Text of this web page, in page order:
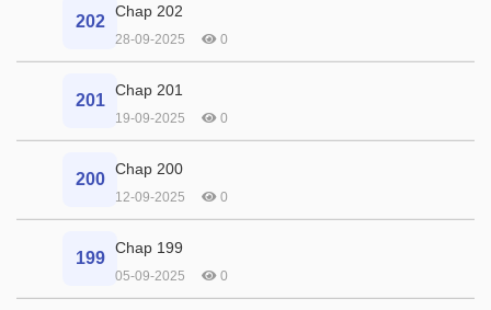
202
Chap 202
28-09-2025 0
201
Chap 201
19-09-2025 0
200
Chap 200
12-09-2025 0
199
Chap 199
05-09-2025 0